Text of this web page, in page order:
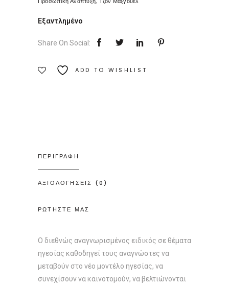
Εξαντλημένο
Share On Social:
ADD TO WISHLIST
ΠΕΡΙΓΡΑΦΗ
ΑΞΙΟΛΟΓΗΣΕΙΣ (0)
ΡΩΤΗΣΤΕ ΜΑΣ
Ο διεθνώς αναγνωρισμένος ειδικός σε θέματα
ηγεσίας καθοδηγεί τους αναγνώστες να
μεταβούν στο νέο μοντέλο ηγεσίας, να
συνεχίσουν να καινοτομούν, να βελτιώνονται